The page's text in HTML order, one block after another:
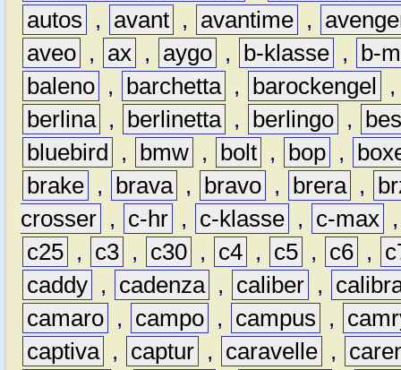
autos
, avant , avantime ,
aveo , ax , aygo , b-klasse ,
b-
baleno , barchetta , barockengel
berlina , berlinetta , berlingo ,
bluebird
, bmw , bolt , bop ,
brake , brava , bravo , brera ,
crosser , c-hr , c-klasse , c-max
c25 , c3 , c30 , c4 , c5 , c6 ,
caddy , cadenza , caliber ,
camaro , campo , campus ,
captiva , captur , caravelle ,